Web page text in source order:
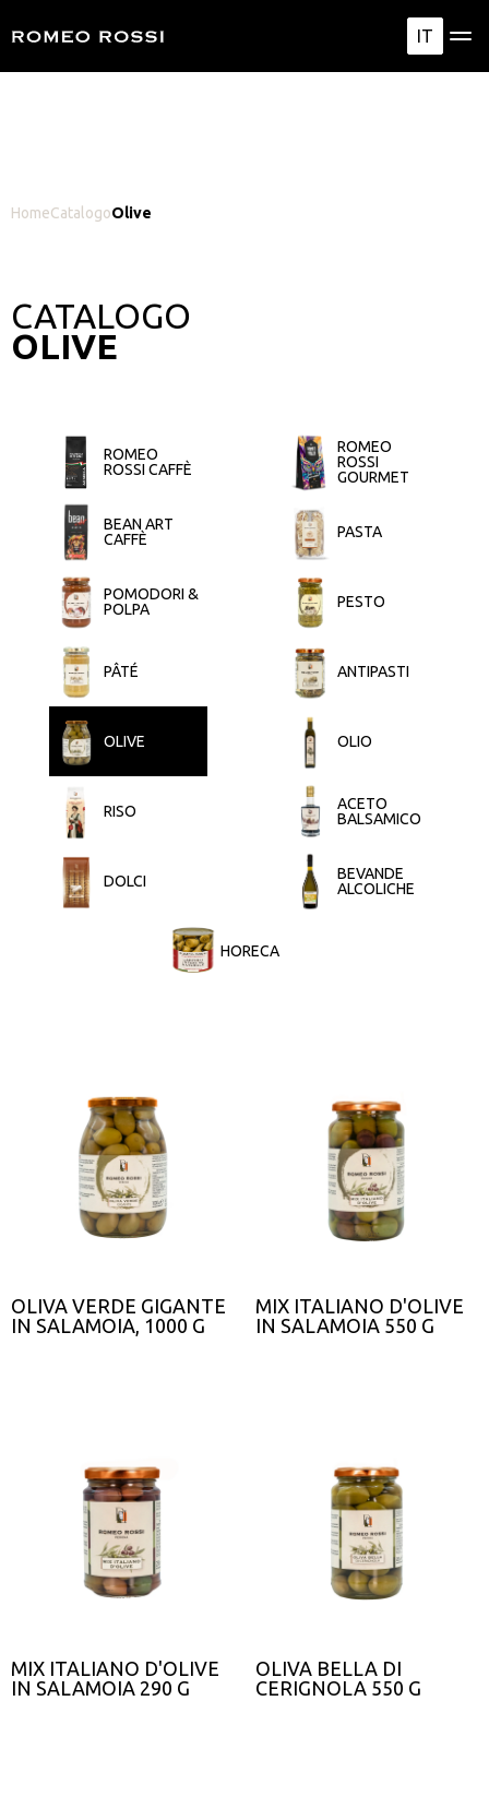
IT
HomeCatalogoOlive
CATALOGO
OLIVE
ROMEO
ROSSI CAFFÈ
ROMEO
ROSSI
GOURMET
BEAN ART
CAFFÈ
PASTA
POMODORI &
POLPA
PESTO
PÂTÉ ANTIPASTI
OLIVE OLIO
RISO
ACETO
BALSAMICO
DOLCI
BEVANDE
ALCOLICHE
HORECA
OLIVA VERDE GIGANTE
IN SALAMOIA, 1000 G
MIX ITALIANO D'OLIVE
IN SALAMOIA 550 G
MIX ITALIANO D'OLIVE
IN SALAMOIA 290 G
OLIVA BELLA DI
CERIGNOLA 550 G